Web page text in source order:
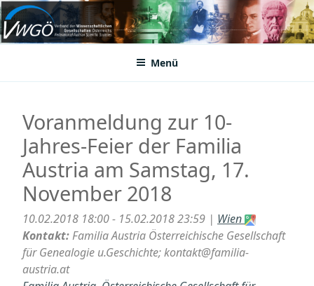
Zum
Inhalt
springenVWGÖ
Federation of Austrian Scientific Societies
Menü
Voranmeldung zur 10-
Jahres-Feier der Familia
Austria am Samstag, 17.
November 2018
10.02.2018 18:00 - 15.02.2018 23:59 | Wien
Kontakt:Familia Austria Österreichische Gesellschaft
für Genealogie u.Geschichte; kontakt@familia-
austria.at